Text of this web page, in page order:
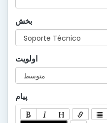
بخش
اولویت
پیام